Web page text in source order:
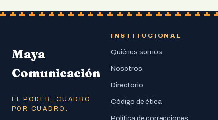
Maya
Comunicación
EL PODER, CUADRO
POR CUADRO.
INSTITUCIONAL
Quiénes somos
Nosotros
Directorio
Código de ética
Política de correcciones